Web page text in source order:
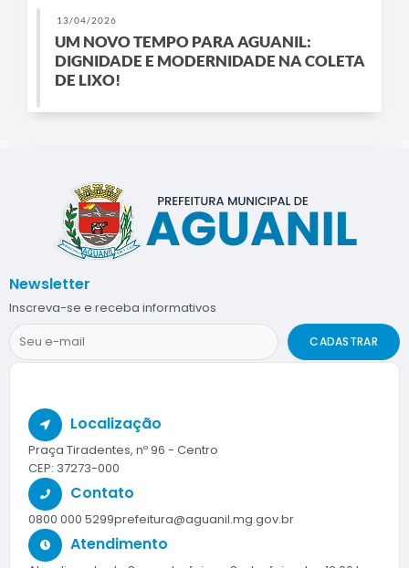
13/04/2026
UM NOVO TEMPO PARA AGUANIL:
DIGNIDADE E MODERNIDADE NA COLETA
DE LIXO!
Localização
Praça Tiradentes, nº 96 - Centro
CEP: 37273-000
Contato
0800 000 5299prefeitura@aguanil.mg.gov.br
Atendimento
Newsletter
Inscreva-se e receba informativos
CADASTRAR